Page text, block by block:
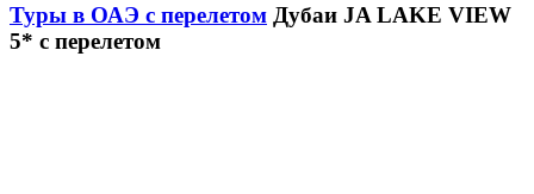
Туры в ОАЭ с перелетом Дубаи JA LAKE VIEW
5* с перелетом